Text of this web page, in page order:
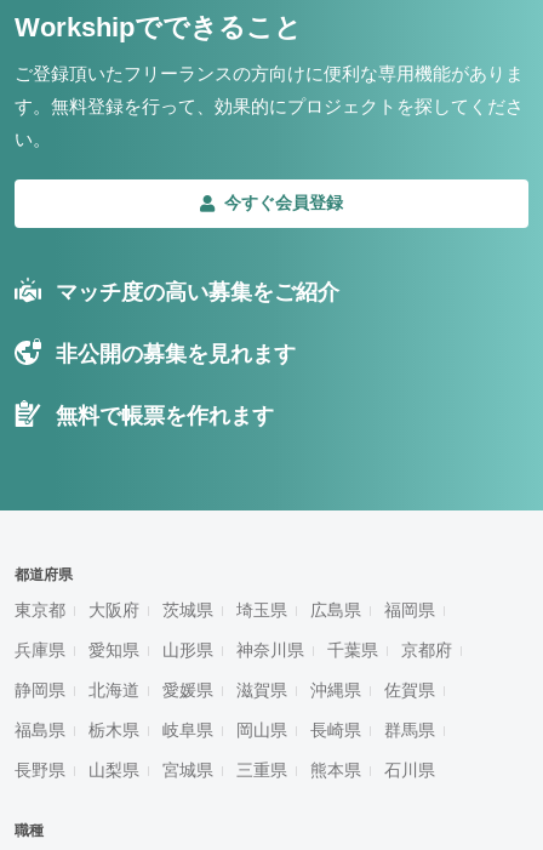
Workshipでできること
ご登録頂いたフリーランスの方向けに便利な専用機能がありま
す。 無料登録を行って、効果的にプロジェクトを探してくださ
い。
今すぐ会員登録
マッチ度の高い募集をご紹介
非公開の募集を見れます
無料で帳票を作れます
都道府県
東京都 大阪府 茨城県 埼玉県 広島県 福岡県
兵庫県 愛知県 山形県 神奈川県 千葉県 京都府
静岡県 北海道 愛媛県 滋賀県 沖縄県 佐賀県
福島県 栃木県 岐阜県 岡山県 長崎県 群馬県
長野県 山梨県 宮城県 三重県 熊本県 石川県
職種